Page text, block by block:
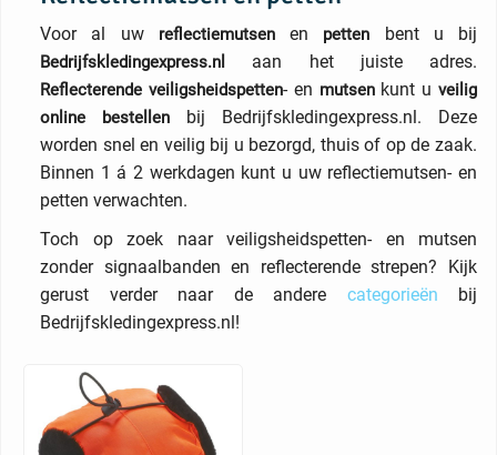
Voor al uw reflectiemutsen en petten bent u bij
Bedrijfskledingexpress.nl aan het juiste adres.
Reflecterende veiligsheidspetten- en mutsen kunt uveilig
online bestellen bij Bedrijfskledingexpress.nl. Deze
worden snel en veilig bij u bezorgd, thuis of op de zaak.
Binnen 1 á 2 werkdagen kunt u uw reflectiemutsen- en
petten verwachten.
Toch op zoek naar veiligsheidspetten- en mutsen
zonder signaalbanden en reflecterende strepen? Kijk
gerust verder naar de andere categorieën bij
Bedrijfskledingexpress.nl!